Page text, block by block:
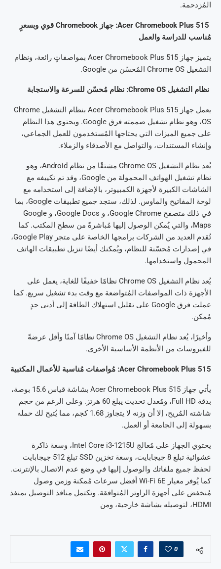
المُزدحمة.
Acer Chromebook Plus 515: جهاز Chromebook قوي وبسعرٍ
مُناسب للدراسة والعمل
يتميز جهاز Acer Chromebook Plus 515 بمواصفاتٍ رائعة، ونظام
التشغيل Chrome OS المُحسّن من Google.
نظام التشغيل Chrome OS: نظام مُحسّن للسرعة والاستجابة
يعمل جهاز Acer Chromebook Plus 515 بنظام التشغيل Chrome
OS، وهو نظام تشغيل صممته فرق Google. ويحتوي هذا النظام
على جميع الميزات التي يحتاجها المُستخدمون للعمل الجماعي،
وإنشاء المستندات، والتواصل مع الأصدقاء والزملاء.
يُعد نظام التشغيل Chrome OS مشتقًا من نظام Android، وهو
نظام تشغيل الهواتف المحمولة من Google، وقد تم تكييفه مع
الشاشات الكبيرة لأجهزة الكمبيوتر، بالإضافة إلى استخدامه مع
لوحة المفاتيح والماوس. لذلك، ستجد جميع تطبيقات Google، بما
في ذلك متصفح Google Chrome، و Google Docs، و Google
Maps، والتي يُمكن الوصول إليها مُباشرةً من سطح المكتب. كما
تُقدم العديد من الشركات برامجها الخاصة على متجر Google Play،
في إصدارات مُحسّنة للنظام، ويُمكنك أيضًا تنزيل تطبيقات الهاتف
المحمول واستخدامها.
يُعد نظام التشغيل Chrome OS نظامًا خفيفًا للغاية، يعمل على
الأجهزة ذات المواصفات المُتواضعة مع وقت بدء تشغيل سريع. كما
عملت فرق Google على تقليل استهلاك الطاقة إلى أدنى حدٍ
مُمكن.
وأخيرًا، يُعد نظام التشغيل Chrome OS نظامًا آمنًا وأقل عرضةً
للفيروسات من الأنظمة الأساسية الأخرى.
Acer Chromebook Plus 515: مُواصفات مُناسبة للأعمال المكتبية
يأتي جهاز Acer Chromebook Plus 515 بشاشة قياس 15.6 بوصة،
بدقة Full HD، ومُعدل تحديث يبلغ 60 هرتز. وعلى الرغم من حجم
شاشته المُريح، إلا أن وزنه لا يتجاوز 1.68 كجم، مما يُتيح لك حمله
بسهولة إلى الجامعة أو العمل.
يحتوي الجهاز على مُعالج Intel Core i3-1215U، وسعة ذاكرة
عشوائية تبلغ 8 جيجابايت، وسعة تخزين SSD تبلغ 512 جيجابايت
لحفظ جميع ملفاتك والوصول إليها في وضع عدم الاتصال بالإنترنت.
كما يُوفر معيار Wi-Fi 6E أفضل سرعات مُمكنة وزمن وصول
مُنخفض على أجهزة الراوتر المُتوافقة. وتكتمل منافذ التوصيل بمنفذ
HDMI، لتوصيله بشاشة خارجية، ومن
0